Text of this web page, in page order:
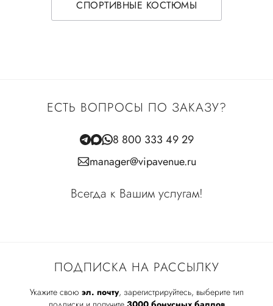
СПОРТИВНЫЕ КОСТЮМЫ
ПОДПИСКА НА РАССЫЛКУ
Укажите свою эл. почту, зарегистрируйтесь, выберите тип
ЕСТЬ ВОПРОСЫ ПО ЗАКАЗУ?
8 800 333 49 29
manager@vipavenue.ru
Всегда к Вашим услугам!